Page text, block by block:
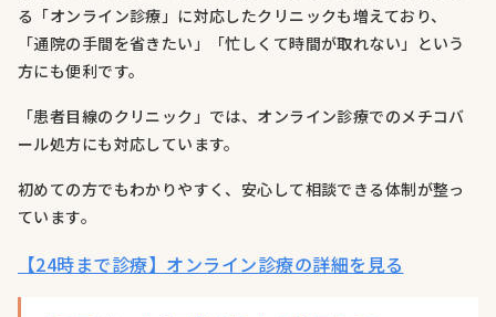
る「オンライン診療」に対応したクリニックも増えており、
「通院の手間を省きたい」「忙しくて時間が取れない」という
方にも便利です。
「患者目線のクリニック」では、オンライン診療でのメチコバ
ール処方にも対応しています。
初めての方でもわかりやすく、安心して相談できる体制が整っ
ています。
【24時まで診療】オンライン診療の詳細を見る